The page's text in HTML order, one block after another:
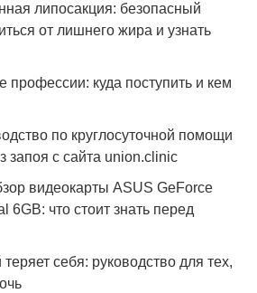
липосакция: безопасный
от лишнего жира и узнать
профессии: куда поступить и кем
по круглосуточной помощи
запоя с сайта union.clinic
видеокарты ASUS GeForce
6GB: что стоит знать перед
теряет себя: руководство для тех,